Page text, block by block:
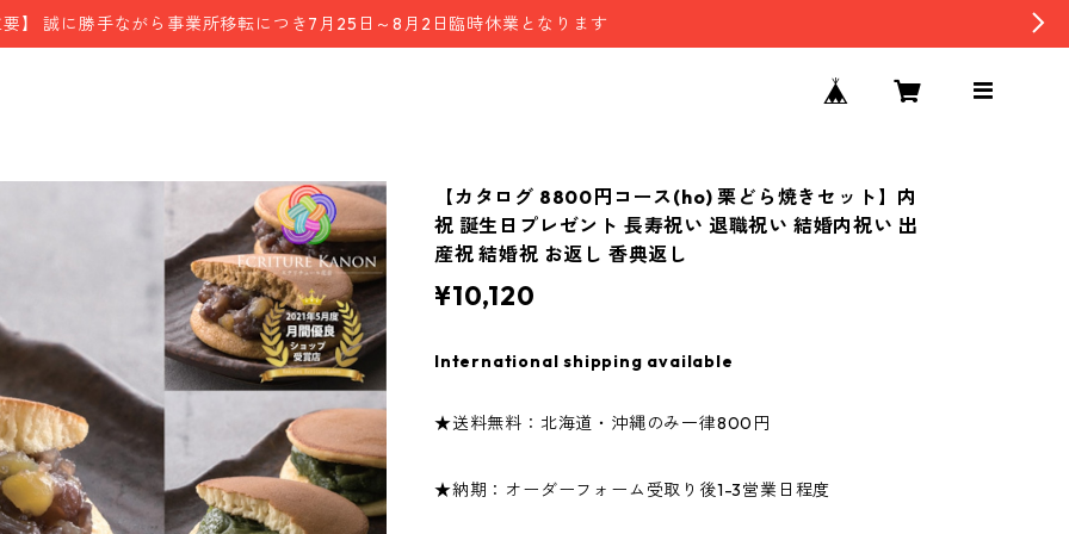
】 誠に勝手ながら事業所移転につき7月25日～8月2日臨時休業となります
【カタログ 8800円コース(ho) 栗どら焼きセット】内
祝 誕生日プレゼント 長寿祝い 退職祝い 結婚内祝い 出
産祝 結婚祝 お返し 香典返し
¥10,120
International shipping available
★送料無料：北海道・沖縄のみ一律800円
★納期：オーダーフォーム受取り後1-3営業日程度